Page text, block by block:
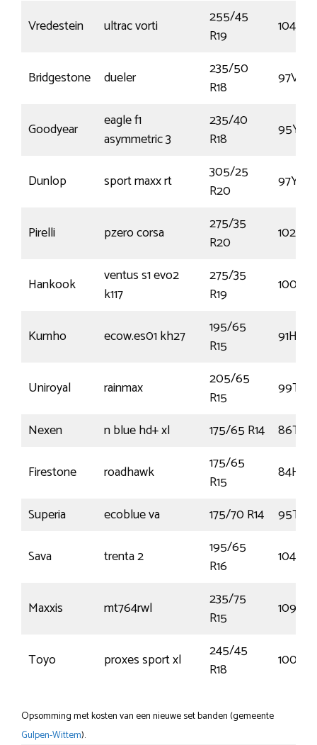
Vredestein ultrac vorti
255/45
R19
104Y
Bridgestone dueler
235/50
R18
97V
Goodyear
eagle f1
asymmetric 3
235/40
R18
95Y
Dunlop sport maxx rt
305/25
R20
97Y
Pirelli pzero corsa
275/35
R20
102Y
Hankook
ventus s1 evo2
k117
275/35
R19
100Y
Kumho ecow.es01 kh27
195/65
R15
91H
Uniroyal rainmax
205/65
R15
99T
Nexen
n blue hd+ xl 175/65 R14
86T
Firestone
roadhawk
175/65
R15
84H
Superia
ecoblue va 175/70 R14
95T
Sava
trenta 2
195/65
R16
104T
Maxxis mt764rwl
235/75
R15
109Q
Toyo proxes sport xl
245/45
R18
100Y
Opsomming met kosten van een nieuwe set banden (gemeente
Gulpen-Wittem).